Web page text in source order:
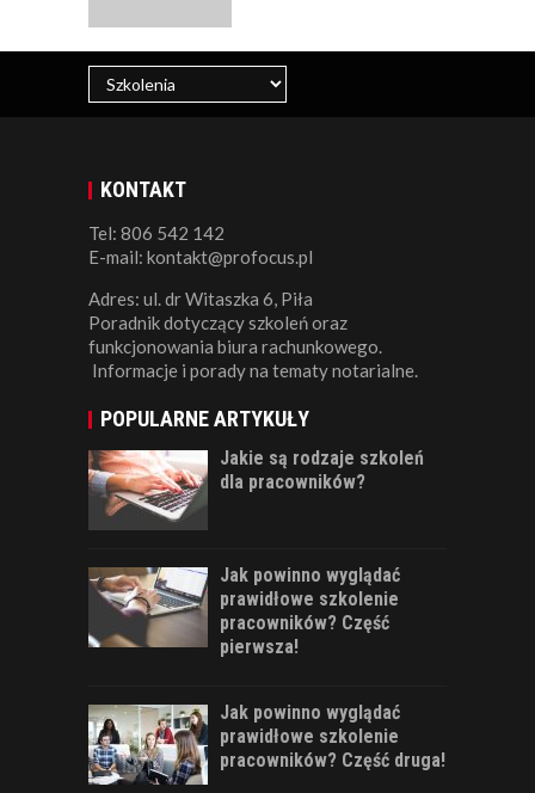
KONTAKT
Tel: 806 542 142
E-mail: kontakt@profocus.pl
Adres: ul. dr Witaszka 6, Piła
Poradnik dotyczący szkoleń oraz
funkcjonowania biura rachunkowego.
Informacje i porady na tematy notarialne.
POPULARNE ARTYKUŁY
Jakie są rodzaje szkoleń
dla pracowników?
Jak powinno wyglądać
prawidłowe szkolenie
pracowników? Część
pierwsza!
Jak powinno wyglądać
prawidłowe szkolenie
pracowników? Część druga!